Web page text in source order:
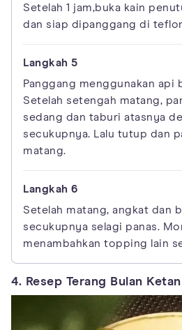
Setelah 1 jam,buka kain
dan siap dipanggang di
Panggang menggunakan api
Setelah setengah matang,
sedang dan taburi atasnya
secukupnya. Lalu tutup dan
matang.
Setelah matang, angkat dan
secukupnya selagi panas.
menambahkan topping lain
4. Resep Terang Bulan